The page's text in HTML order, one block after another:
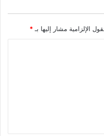
الإلزامية مشار إليها بـ *